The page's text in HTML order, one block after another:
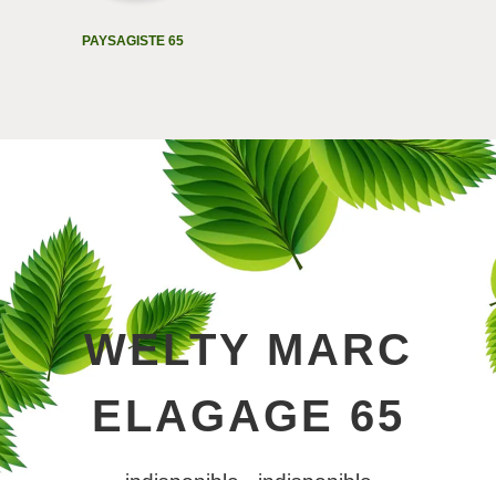
PAYSAGISTE 65
WELTY MARC
ELAGAGE 65